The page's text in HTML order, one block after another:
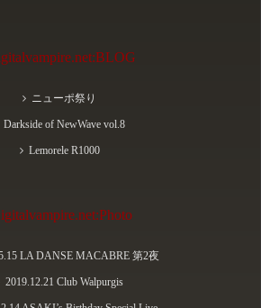
ニューポ祭り
Darkside of NewWave vol.8
Lemorele R1000
LA DANSE MACABRE 第2夜
2019.12.21 Club Walpurgis